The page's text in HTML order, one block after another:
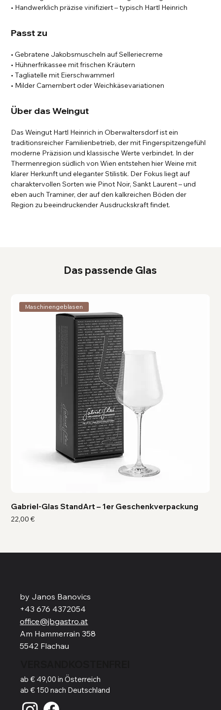
Das passende Glas
Maschinengeblasen
Gabriel-Glas StandArt – 1er Geschenkverpackung
Preis
22,00 €
• Handwerklich präzise vinifiziert – typisch Hartl Heinrich
Passt zu
• Gebratene Jakobsmuscheln auf Selleriecreme
• Hühnerfrikassee mit frischen Kräutern
• Tagliatelle mit Eierschwammerl
• Milder Camembert oder Weichkäsevariationen
Über das Weingut
Das Weingut Hartl Heinrich in Oberwaltersdorf ist ein
traditionsreicher Familienbetrieb, der mit Fingerspitzengefühl
moderne Präzision und klassische Werte verbindet. In der
Thermenregion südlich von Wien entstehen hier Weine mit
klarer Herkunft und eleganter Stilistik. Der Fokus liegt auf
charaktervollen Sorten wie Pinot Noir, Sankt Laurent – und
eben auch Traminer, der auf den kalkreichen Böden der
Region zu beeindruckender Ausdruckskraft findet.
by Janos Banovics
+43 676 4372054
office@jbgastro.at
Am Hammerrain 358
5542 Flachau
ab € 49,00 in Österreich
ab € 150 nach Deutschland